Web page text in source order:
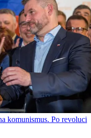
komunismus. Po revoluci